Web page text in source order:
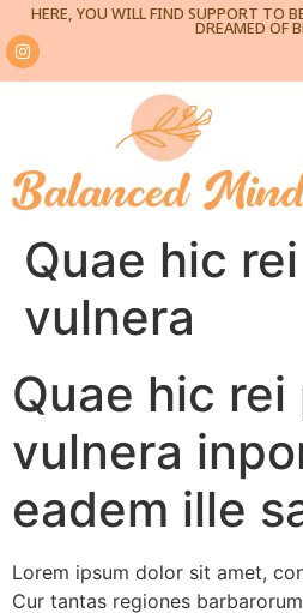
HERE, YOU WILL FIND SUPPORT TO
DREAMED OF
Quae hic
vulnera
Quae hic
vulnera
eadem ille
Lorem ipsum dolor sit amet,
Cur tantas regiones